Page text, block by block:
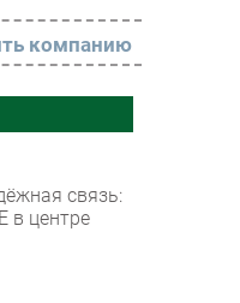
компанию
связь:
в центре